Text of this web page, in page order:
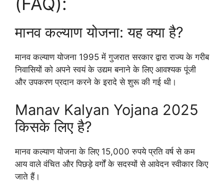
मानव कल्याण योजना: यह क्या है?
मानव कल्याण योजना 1995 में गुजरात सरकार द्वारा राज्य के गरीब
निवासियों को अपने स्वयं के उद्यम बनाने के लिए आवश्यक पूंजी
और उपकरण प्रदान करने के इरादे से शुरू की गई थी।
Manav Kalyan Yojana 2025
किसके लिए है?
मानव कल्याण योजना के लिए 15,000 रुपये प्रति वर्ष से कम
आय वाले वंचित और पिछड़े वर्गों के सदस्यों से आवेदन स्वीकार किए
जाते हैं।